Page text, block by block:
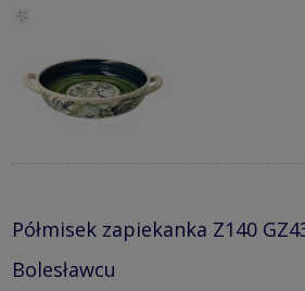
Półmisek zapiekanka Z140
Bolesławcu